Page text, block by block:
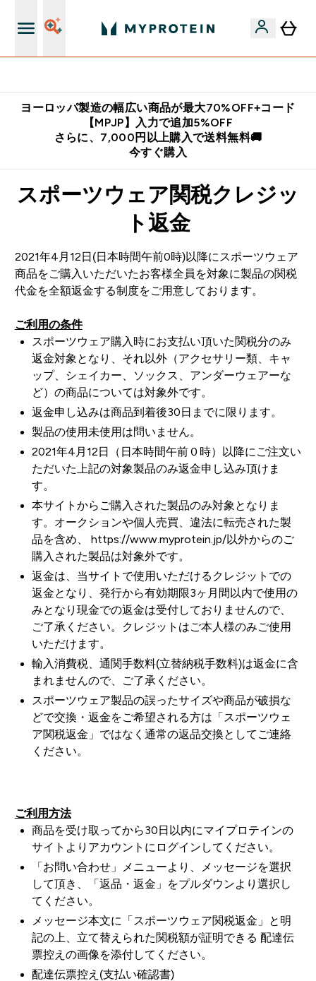
ヨーロッパ製造の幅広い商品が最大70%OFF+コード
【MPJP】入力で追加5%OFF
さらに、7,000円以上購入で送料無料🚚
今すぐ購入
スポーツウェア関税クレジッ
ト返金
2021年4月12日(日本時間午前0時)以降にスポーツウェア
商品をご購入いただいたお客様全員を対象に製品の関税
代金を全額返金する制度をご用意しております。
ご利用の条件
スポーツウェア購入時にお支払い頂いた関税分のみ
返金対象となり、それ以外（アクセサリー類、キャ
ップ、シェイカー、ソックス、アンダーウェアーな
ど）の商品については対象外です。
返金申し込みは商品到着後30日までに限ります。
製品の使用未使用は問いません。
2021年4月12日（日本時間午前０時）以降にご注文い
ただいた上記の対象製品のみ返金申し込み頂けま
す。
本サイトからご購入された製品のみ対象となりま
す。オークションや個人売買、違法に転売された製
品を含め、 https://www.myprotein.jp/以外からのご
購入された製品は対象外です。
返金は、当サイトで使用いただけるクレジットでの
返金となり、発行から有効期限3ヶ月間以内で使用の
みとなり現金での返金は受付しておりませんので、
ご了承ください。クレジットはご本人様のみご使用
いただけます。
輸入消費税、通関手数料(立替納税手数料)は返金に含
まれませんので、ご了承ください。
スポーツウェア製品の誤ったサイズや商品が破損な
どで交換・返金をご希望される方は「スポーツウェ
ア関税返金」ではなく通常の返品交換としてご連絡
ください。
ご利用方法
商品を受け取ってから30日以内にマイプロテインの
サイトよりアカウントにログインしてください。
「お問い合わせ」メニューより、メッセージを選択
して頂き、「返品・返金」をプルダウンより選択し
てください。
メッセージ本文に「スポーツウェア関税返金」と明
記の上、立て替えられた関税額が証明できる 配達伝
票控えの画像を添付してください。
配達伝票控え(支払い確認書)